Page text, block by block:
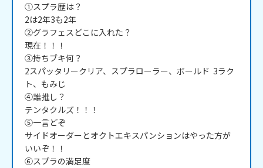
①スプラ歴は？
2は2年3も2年
②グラフェスどこに入れた？
現在！！！
③持ちブキ何？
2スパッタリークリア、スプラローラー、ボールド  3ラク
ト、もみじ
④誰推し？
テンタクルズ！！！
⑤一言どぞ
サイドオーダーとオクトエキスパンションはやった方が
いいぞ！！
⑥スプラの満足度